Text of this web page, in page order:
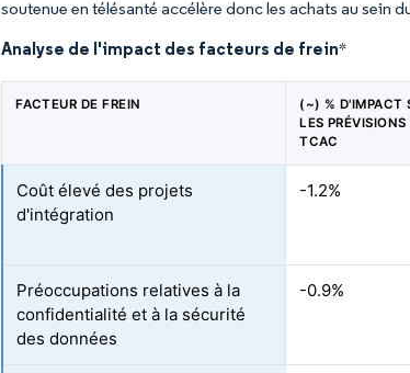
soutenue en télésanté accélère donc les achats au sein
Analyse de l'impact des facteurs de frein*
FACTEUR DE FREIN
(~) % D'IMPACT
LES PRÉVISIONS
TCAC
Coût élevé des projets
d'intégration
-1.2%
Préoccupations relatives à la
confidentialité et à la sécurité
des données
-0.9%